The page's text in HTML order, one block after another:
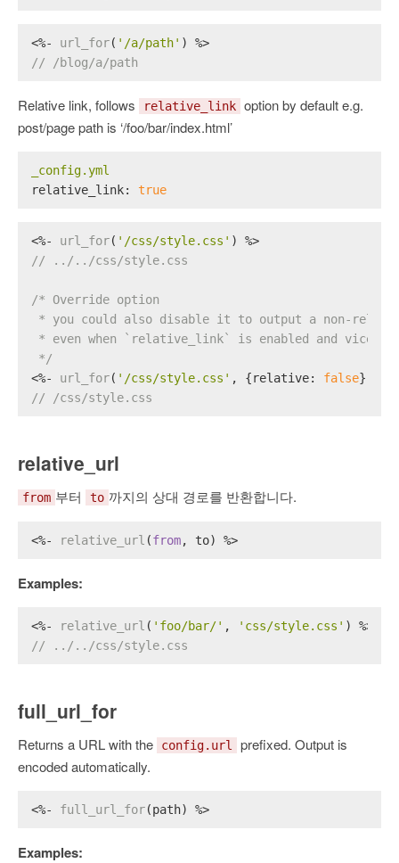
<%- url_for( '/a/path' ) %>
// /blog/a/path
Relative link, follows relative_link option by default e.g.
post/page path is ‘/foo/bar/index.html’
_config.yml
relative_link:
true
<%- url_for( '/css/style.css' ) %>
// ../../css/style.css
/* Override option
* you could also disable it to output a non-
* even when `relative_link` is enabled and vice
*/
<%- url_for( '/css/style.css' , {relative: false}) %>
// /css/style.css
relative_url
from 부터 to 까지의 상대 경로를 반환합니다.
<%- relative_url (from, to) %>
Examples:
<%- relative_url ( 'foo/bar/' , 'css/style.css' ) %>
// ../../css/style.css
full_url_for
Returns a URL with the config.url
prefixed. Output is
encoded automatically.
<%- full_url_for(path) %>
Examples: